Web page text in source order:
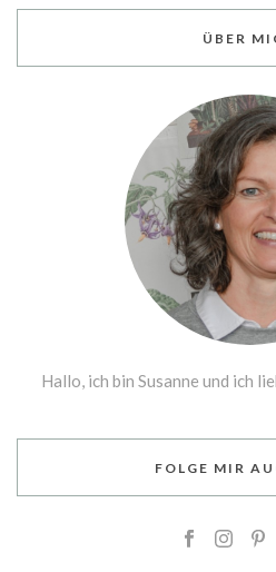
ÜBER
Hallo, ich bin Susanne und ich
FOLGE MIR